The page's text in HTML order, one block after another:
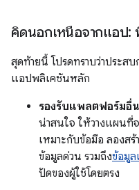
คิดนอกเหนือจากแอป:
สุดท้ายนี้ โปรดทราบว่าประส
แอปพลิเคชันหลัก
รองรับแพลตฟอร์มอื่
น่าสนใจ ให้วางแผนที่
เหมาะกับข้อมือ ลองสร้
ข้อมูลด่วน รวมถึงข้อมู
ปัดของผู้ใช้โดยตรง